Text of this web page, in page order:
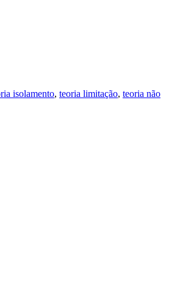
isolamento, teoria limitação, teoria não